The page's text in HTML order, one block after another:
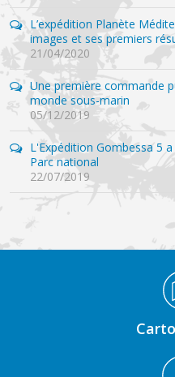
L’expédition Planète
images et ses premiers
21/04/2020
Une première commande
monde sous-marin
05/12/2019
L'Expédition Gombessa 5
Parc national
22/07/2019